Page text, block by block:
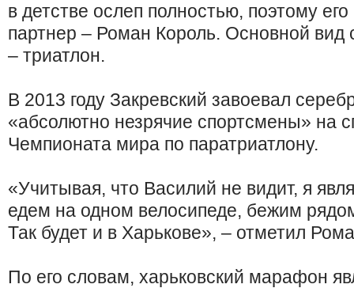
в детстве ослеп полностью, поэтому его
партнер – Роман Король. Основной вид
– триатлон.
В 2013 году Закревский завоевал
«абсолютно незрячие спортсмены» на
Чемпионата мира по паратриатлону.
«Учитывая, что Василий не видит, я
едем на одном велосипеде, бежим
Так будет и в Харькове», – отметил
По его словам, харьковский марафон